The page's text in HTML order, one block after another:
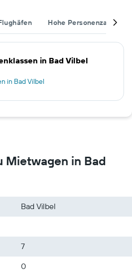
Hohe Personenzahl
in Bad Vilbel
in Bad Vilbel
Mietwagen in Bad
Bad Vilbel
7
0